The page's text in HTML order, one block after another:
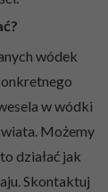
wódek
w wódki
Możemy
działać jak
Skontaktuj